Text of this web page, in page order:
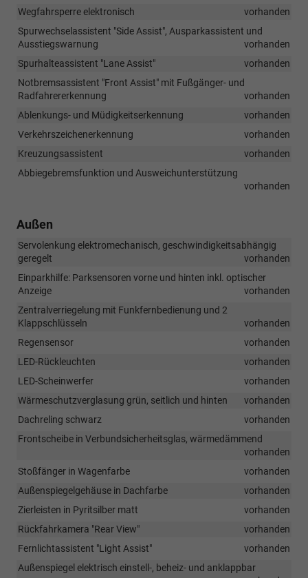
Wegfahrsperre elektronisch
vorhanden
Spurwechselassistent "Side Assist", Ausparkassistent und
Ausstiegswarnung
vorhanden
Spurhalteassistent "Lane Assist"
vorhanden
Notbremsassistent "Front Assist" mit Fußgänger- und
Radfahrererkennung
vorhanden
Ablenkungs- und Müdigkeitserkennung
vorhanden
Verkehrszeichenerkennung
vorhanden
Kreuzungsassistent
vorhanden
Abbiegebremsfunktion und Ausweichunterstützung
vorhanden
Außen
Servolenkung elektromechanisch, geschwindigkeitsabhängig
geregelt
vorhanden
Einparkhilfe: Parksensoren vorne und hinten inkl. optischer
Anzeige
vorhanden
Zentralverriegelung mit Funkfernbedienung und 2
Klappschlüsseln
vorhanden
Regensensor
vorhanden
LED-Rückleuchten
vorhanden
LED-Scheinwerfer
vorhanden
Wärmeschutzverglasung grün, seitlich und hinten
vorhanden
Dachreling schwarz
vorhanden
Frontscheibe in Verbundsicherheitsglas, wärmedämmend
vorhanden
Stoßfänger in Wagenfarbe
vorhanden
Außenspiegelgehäuse in Dachfarbe
vorhanden
Zierleisten in Pyritsilber matt
vorhanden
Rückfahrkamera "Rear View"
vorhanden
Fernlichtassistent "Light Assist"
vorhanden
Außenspiegel elektrisch einstell-, beheiz- und anklappbar